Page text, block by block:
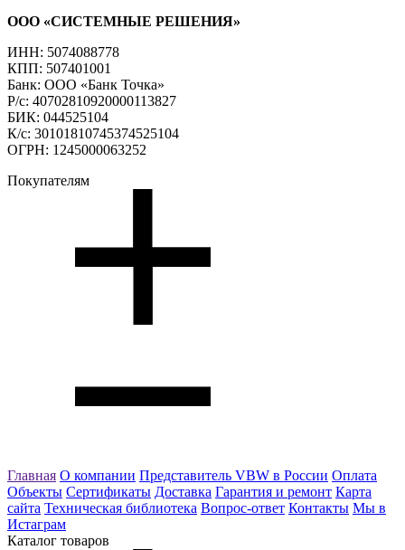
ООО «СИСТЕМНЫЕ РЕШЕНИЯ»
ИНН: 5074088778
КПП: 507401001
Банк: ООО «Банк Точка»
Р/с: 40702810920000113827
БИК: 044525104
К/с: 30101810745374525104
ОГРН: 1245000063252
Покупателям
Главная О компании Представитель VBW в России Оплата
Объекты Сертификаты Доставка Гарантия и ремонт Карта
сайта Техническая библиотека Вопрос-ответ Контакты Мы в
Истаграм
Каталог товаров